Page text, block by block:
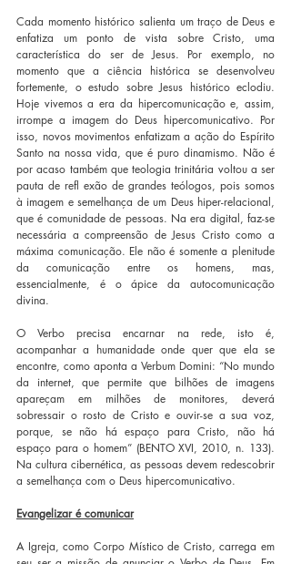
Cada momento histórico salienta um traço de Deus e
enfatiza um ponto de vista sobre Cristo, uma
característica do ser de Jesus. Por exemplo, no
momento que a ciência histórica se desenvolveu
fortemente, o estudo sobre Jesus histórico eclodiu.
Hoje vivemos a era da hipercomunicação e, assim,
irrompe a imagem do Deus hipercomunicativo. Por
isso, novos movimentos enfatizam a ação do Espírito
Santo na nossa vida, que é puro dinamismo. Não é
por acaso também que teologia trinitária voltou a ser
pauta de refl exão de grandes teólogos, pois somos
à imagem e semelhança de um Deus hiper-relacional,
que é comunidade de pessoas. Na era digital, faz-se
necessária a compreensão de Jesus Cristo como a
máxima comunicação. Ele não é somente a plenitude
da comunicação entre os homens, mas,
essencialmente, é o ápice da autocomunicação
divina.
O Verbo precisa encarnar na rede, isto é,
acompanhar a humanidade onde quer que ela se
encontre, como aponta a Verbum Domini: “No mundo
da internet, que permite que bilhões de imagens
apareçam em milhões de monitores, deverá
sobressair o rosto de Cristo e ouvir-se a sua voz,
porque, se não há espaço para Cristo, não há
espaço para o homem” (BENTO XVI, 2010, n. 133).
Na cultura cibernética, as pessoas devem redescobrir
a semelhança com o Deus hipercomunicativo.
Evangelizar é comunicar
A Igreja, como Corpo Místico de Cristo, carrega em